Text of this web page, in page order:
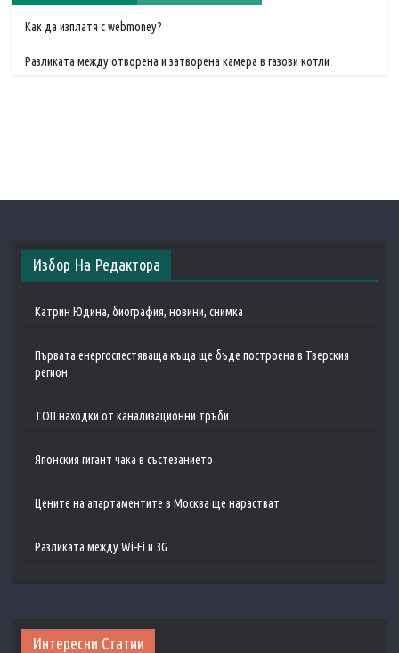
Как да изплатя с webmoney?
Разликата между отворена и затворена камера в газови котли
Избор На Редактора
Катрин Юдина, биография, новини, снимка
Първата енергоспестяваща къща ще бъде построена в Тверския
регион
ТОП находки от канализационни тръби
Японския гигант чака в състезанието
Цените на апартаментите в Москва ще нарастват
Разликата между Wi-Fi и 3G
Интересни Статии